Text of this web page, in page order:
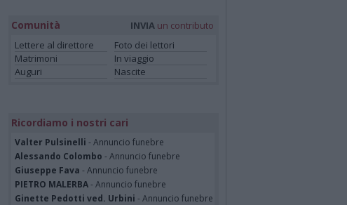
Comunità INVIA un contributo
Lettere al direttore
Foto dei lettori
Matrimoni
In viaggio
Auguri
Nascite
Ricordiamo i nostri cari
Valter Pulsinelli - Annuncio funebre
Alessando Colombo - Annuncio funebre
Giuseppe Fava - Annuncio funebre
PIETRO MALERBA- Annuncio funebre
Ginette Pedotti ved. Urbini - Annuncio funebre